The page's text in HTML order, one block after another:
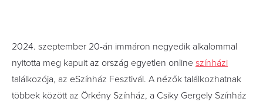
2024. szeptember 20-án immáron negyedik alkalommal
nyitotta meg kapuit az ország egyetlen online színházi
találkozója, az eSzínház Fesztivál. A nézők találkozhatnak
többek között az Örkény Színház, a Csiky Gergely Színház